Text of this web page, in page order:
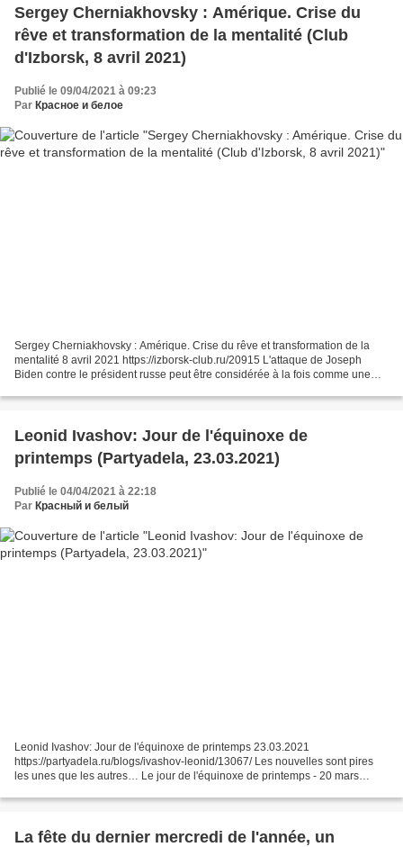
Sergey Cherniakhovsky : Amérique. Crise du
rêve et transformation de la mentalité (Club
d'Izborsk, 8 avril 2021)
Publié le 09/04/2021 à 09:23
Par Красное и белое
Sergey Cherniakhovsky : Amérique. Crise du rêve et transformation de la
mentalité 8 avril 2021 https://izborsk-club.ru/20915 L'attaque de Joseph
Biden contre le président russe peut être considérée à la fois comme une
Leonid Ivashov: Jour de l'équinoxe de
printemps (Partyadela, 23.03.2021)
Publié le 04/04/2021 à 22:18
Par Красный и белый
Leonid Ivashov: Jour de l'équinoxe de printemps 23.03.2021
https://partyadela.ru/blogs/ivashov-leonid/13067/ Les nouvelles sont pires
les unes que les autres… Le jour de l'équinoxe de printemps - 20 mars
La fête du dernier mercredi de l'année, un